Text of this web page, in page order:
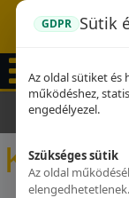
GDPR Sütik
Az oldal sütiket és
működéshez,
engedélyezel.
Szükséges sütik
Az oldal
Kezdőlap
KTM